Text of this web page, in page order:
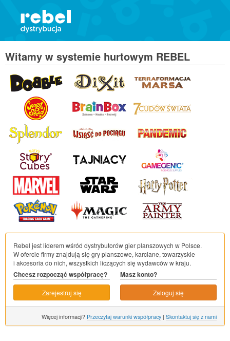
Witamy w systemie hurtowym REBEL
Rebel jest liderem wśród dystrybutorów gier planszowych w Polsce.
W ofercie firmy znajdują się gry planszowe, karciane, towarzyskie
i akcesoria do nich, wszystkich liczących się wydawców w kraju.
Chcesz rozpocząć współpracę?
Zarejestruj się
Masz konto?
Zaloguj się
Więcej informacji? Przeczytaj warunki współpracy | Skontaktuj się z nami